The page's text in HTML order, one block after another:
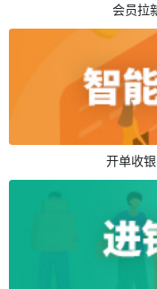
会员拉
开单收